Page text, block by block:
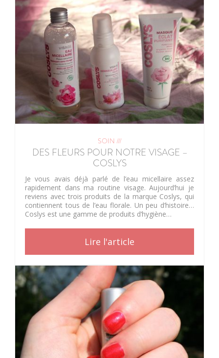
SOIN ///
DES FLEURS POUR NOTRE VISAGE –
COSLYS
Je vous avais déjà parlé de l’eau micellaire assez
rapidement dans ma routine visage. Aujourd’hui je
reviens avec trois produits de la marque Coslys, qui
contiennent tous de l’eau florale. Un peu d’histoire…
Coslys est une gamme de produits d’hygiène…
Lire l'article